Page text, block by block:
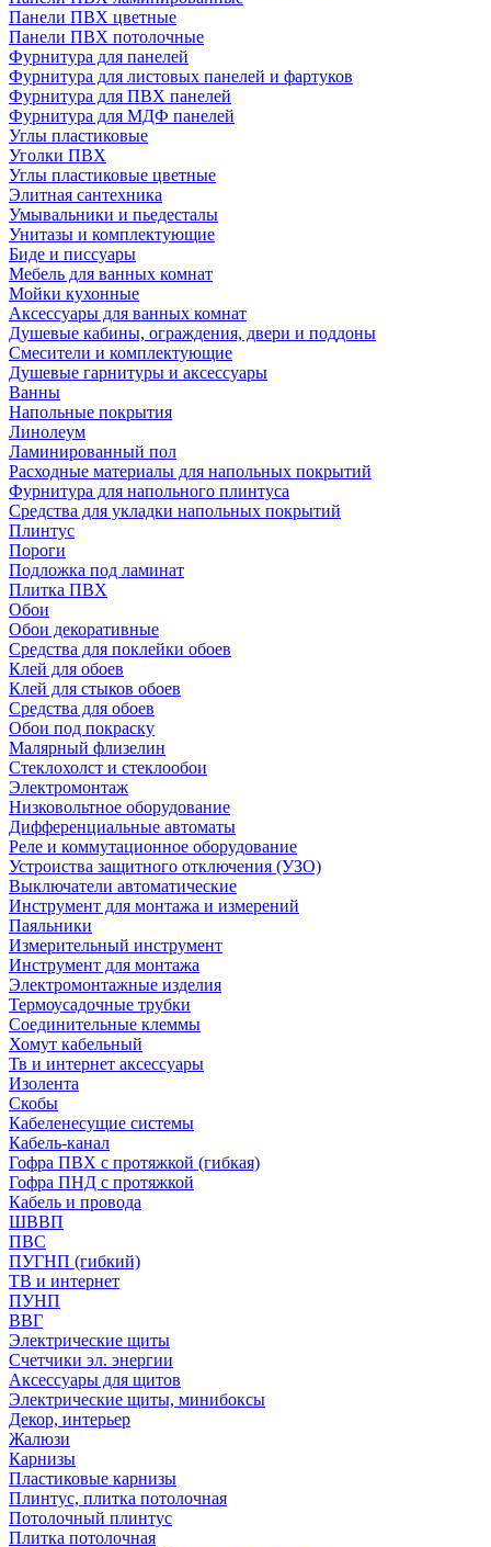
Панели ПВХ цветные
Панели ПВХ потолочные
Фурнитура для панелей
Фурнитура для листовых панелей и фартуков
Фурнитура для ПВХ панелей
Фурнитура для МДФ панелей
Углы пластиковые
Уголки ПВХ
Углы пластиковые цветные
Элитная сантехника
Умывальники и пьедесталы
Унитазы и комплектующие
Биде и писсуары
Мебель для ванных комнат
Мойки кухонные
Аксессуары для ванных комнат
Душевые кабины, ограждения, двери и поддоны
Смесители и комплектующие
Душевые гарнитуры и аксессуары
Ванны
Напольные покрытия
Линолеум
Ламинированный пол
Расходные материалы для напольных покрытий
Фурнитура для напольного плинтуса
Средства для укладки напольных покрытий
Плинтус
Пороги
Подложка под ламинат
Плитка ПВХ
Обои
Обои декоративные
Средства для поклейки обоев
Клей для обоев
Клей для стыков обоев
Средства для обоев
Обои под покраску
Малярный флизелин
Стеклохолст и стеклообои
Электромонтаж
Низковольтное оборудование
Дифференциальные автоматы
Реле и коммутационное оборудование
Устроиства защитного отключения (УЗО)
Выключатели автоматические
Инструмент для монтажа и измерений
Паяльники
Измерительный инструмент
Инструмент для монтажа
Электромонтажные изделия
Термоусадочные трубки
Соединительные клеммы
Хомут кабельный
Тв и интернет аксессуары
Изолента
Скобы
Кабеленесущие системы
Кабель-канал
Гофра ПВХ с протяжкой (гибкая)
Гофра ПНД с протяжкой
Кабель и провода
ШВВП
ПВС
ПУГНП (гибкий)
ТВ и интернет
ПУНП
ВВГ
Электрические щиты
Счетчики эл. энергии
Аксессуары для щитов
Электрические щиты, минибоксы
Декор, интерьер
Жалюзи
Карнизы
Пластиковые карнизы
Плинтус, плитка потолочная
Потолочный плинтус
Плитка потолочная